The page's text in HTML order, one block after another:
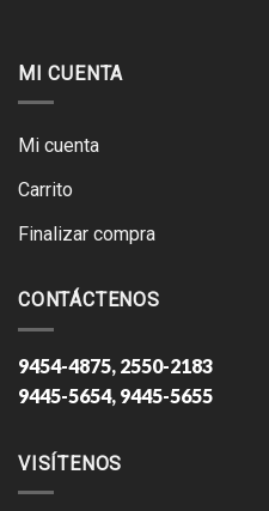
MI CUENTA
Mi cuenta
Carrito
Finalizar compra
CONTÁCTENOS
9454-4875, 2550-2183
9445-5654, 9445-5655
VISÍTENOS